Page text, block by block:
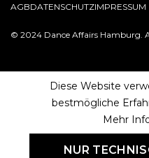
© 2024 Dance Affairs Hamburg.
AGBDATENSCHUTZIMPRESSUM
Diese Website
bestmögliche
Mehr
NUR